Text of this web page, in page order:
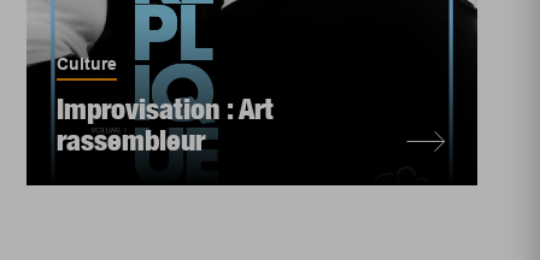
Culture
Improvisation : Art
rassembleur